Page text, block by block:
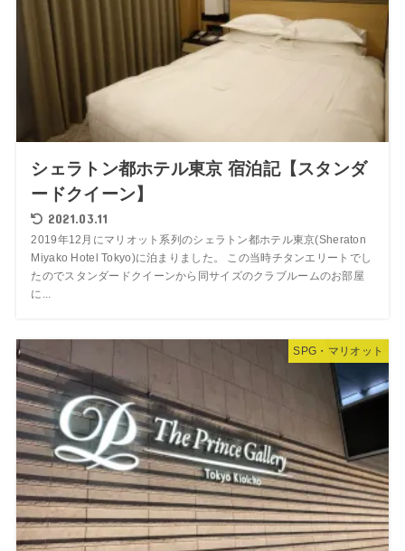
シェラトン都ホテル東京 宿泊記【スタンダ
ードクイーン】
2021.03.11
2019年12月にマリオット系列のシェラトン都ホテル東京(Sheraton
Miyako Hotel Tokyo)に泊まりました。 この当時チタンエリートでし
たのでスタンダードクイーンから同サイズのクラブルームのお部屋
に...
SPG・マリオット